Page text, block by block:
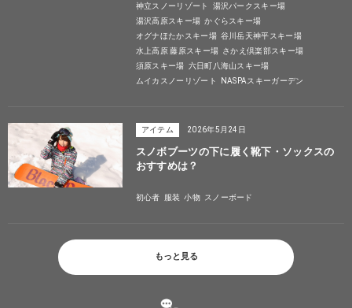
神立スノーリゾート
湯沢パークスキー場
湯沢高原スキー場 かぐらスキー場
オグナほたかスキー場 谷川岳天神平スキー場
水上高原 藤原スキー場 さかえ倶楽部スキー場
須原スキー場 六日町八海山スキー場
ムイカスノーリゾート
NASPAスキーガーデン
アイテム 2026年5月24日
スノボブーツの下に履く靴下・ソックスの
おすすめは？
初心者 服装 小物 スノーボード
もっと見る